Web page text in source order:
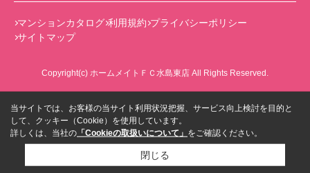
マンションカタログ 利用規約 プライバシーポリシー
サイトマップ
Copyright(c) ホームメイトＦＣ水島東店 All Rights Reserved.
当サイトでは、お客様の当サイト利用状況把握、サービス向上検討を目的と
して、クッキー（Cookie）を使用しています。
詳しくは、当社の 「Cookieの取扱いについて」 をご確認ください。
閉じる